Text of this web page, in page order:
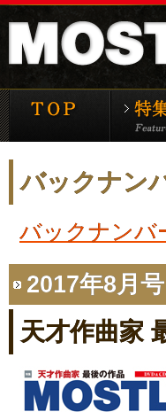
モース
バックナン
バックナンバ
2017年8月号
天才作曲家